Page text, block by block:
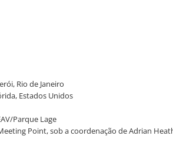
Rio de Janeiro
Estados Unidos
Parque Lage
Point, sob a coordenação de Adrian